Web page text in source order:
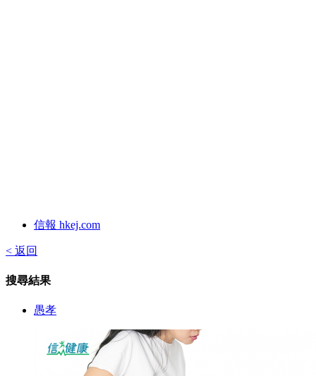
信報 hkej.com
< 返回
搜尋結果
愚孝